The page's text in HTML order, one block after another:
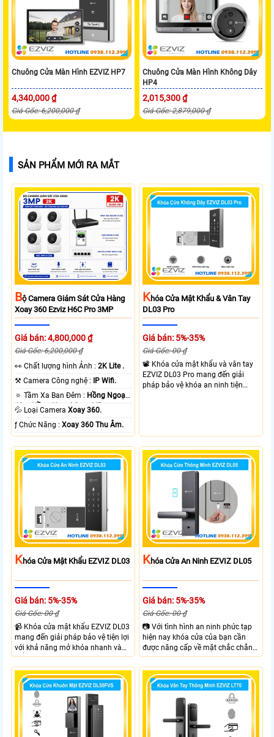
Chuông Cửa Màn Hình EZVIZ HP7
4,340,000 ₫
Giá Gốc: 6,200,000 ₫
Chuông Cửa Màn Hình Không Dây
HP4
2,015,300 ₫
Giá Gốc: 2,879,000 ₫
SẢN PHẨM MỚI RA MẮT
BỘ Camera Giám Sát Cửa Hàng
Xoay 360 Ezviz H6C Pro 3MP
Giá bán: 4,800,000 ₫
Giá Gốc: 6,200,000 ₫
️👀 Chất lượng hình Ảnh :2K Lite .
⚒ Camera Công nghệ :
IP Wifi.
🔅 Tầm Xa Ban Đêm : Hồng Ngoại
10m Hồng Ngoại Smart IR.
💦 Loại CameraXoay 360.
️ƒ Chức Năng :Xoay 360 Thu Âm.
KHóa Cửa Mật Khẩu & Vân Tay
DL03 Pro
Giá bán: 5%-35%
Giá Gốc: 00 ₫
📽 Khóa cửa mật khẩu và vân tay
EZVIZ DL03 Pro mang đến giải
pháp bảo vệ khóa an ninh tiện
dụng phù hợp cho gia đình và văn
phòng giúp kiểm soát ra vào linh
hoạt.
KHóa Cửa Mật Khẩu EZVIZ DL03
Giá bán: 5%-35%
Giá Gốc: 00 ₫
📹 Khóa cửa mật khẩu EZVIZ DL03
mang đến giải pháp bảo vệ tiện lợi
với khả năng mở khóa nhanh và
kiểm soát linh hoạt. Khóa cửa cửa
EZVIZ kết nối trực tiếp với điện
thoại qua APP EZVIZ hỗ trợ theo
dõi và điều khiển khóa cửa từ xa
phù hợp cho nhà ở căn hộ hoặc
văn phòng hiện đại.
KHóa Cửa An Ninh EZVIZ DL05
Giá bán: 5%-35%
Giá Gốc: 00 ₫
📷 Với tình hình an ninh phức tạp
hiện nay khóa cửa của bạn cần
được năng cấp về mặt chắc chắn
và công nghệ giúp đảm bảo an
ninh và kiểm soát ra vào hiệu quả
hơn. Với Khóa Cửa An Ninh EZVIZ
DL05 bạn sẽ sở hữu khóa cửa với 6
hình thức mở khóa và nhiều chức
năng an ninh như Cảnh báo phá
hoại và kiểm soát ra vào từ xa
ngay trên điện thoại